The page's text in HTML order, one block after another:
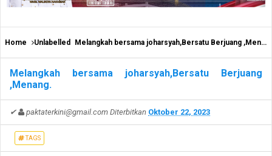
Home Unlabelled Melangkah bersama joharsyah,Bersatu Berjuang ,Menang.
Melangkah bersama joharsyah,Bersatu Berjuang
,Menang.
✔ paktaterkini@gmail.com Diterbitkan Oktober 22, 2023
TAGS